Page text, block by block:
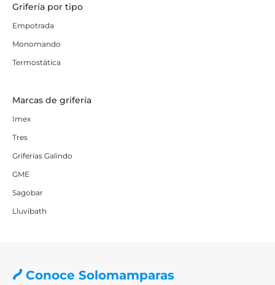
Grifería por tipo
Empotrada
Monomando
Termostática
Marcas de grifería
Imex
Tres
Griferías Galindo
GME
Sagobar
Lluvibath
Conoce Solomamparas